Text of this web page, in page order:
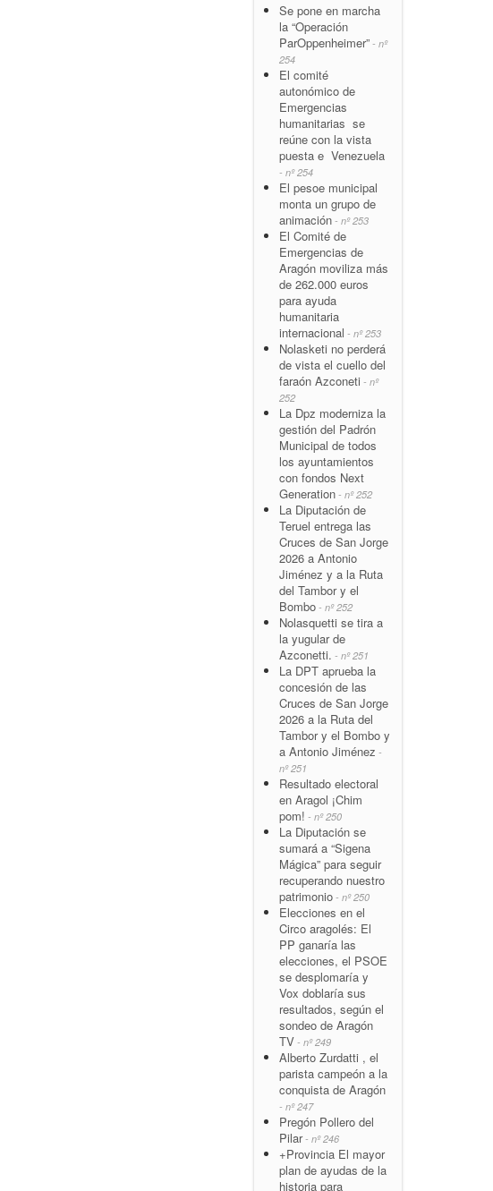
Se pone en marcha
la “Operación
ParOppenheimer” - nº
254
El comité
autonómico de
Emergencias
humanitarias se
reúne con la vista
puesta e Venezuela
- nº 254
El pesoe municipal
monta un grupo de
animación - nº 253
El Comité de
Emergencias de
Aragón moviliza más
de 262.000 euros
para ayuda
humanitaria
internacional - nº 253
Nolasketi no perderá
de vista el cuello del
faraón Azconeti - nº
252
La Dpz moderniza la
gestión del Padrón
Municipal de todos
los ayuntamientos
con fondos Next
Generation - nº 252
La Diputación de
Teruel entrega las
Cruces de San Jorge
2026 a Antonio
Jiménez y a la Ruta
del Tambor y el
Bombo - nº 252
Nolasquetti se tira a
la yugular de
Azconetti. - nº 251
La DPT aprueba la
concesión de las
Cruces de San Jorge
2026 a la Ruta del
Tambor y el Bombo y
a Antonio Jiménez -
nº 251
Resultado electoral
en Aragol ¡Chim
pom! - nº 250
La Diputación se
sumará a “Sigena
Mágica” para seguir
recuperando nuestro
patrimonio - nº 250
Elecciones en el
Circo aragolés: El
PP ganaría las
elecciones, el PSOE
se desplomaría y
Vox doblaría sus
resultados, según el
sondeo de Aragón
TV - nº 249
Alberto Zurdatti , el
parista campeón a la
conquista de Aragón
- nº 247
Pregón Pollero del
Pilar- nº 246
+Provincia El mayor
plan de ayudas de la
historia para